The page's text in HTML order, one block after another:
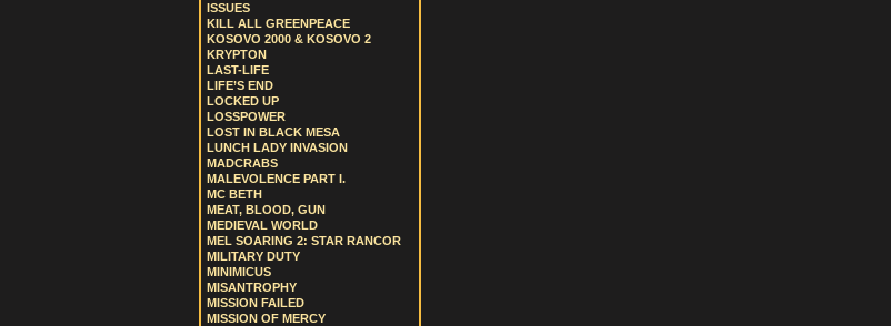
ISSUES
KILL ALL GREENPEACE
KOSOVO 2000 & KOSOVO 2
KRYPTON
LAST-LIFE
LIFE’S END
LOCKED UP
LOSSPOWER
LOST IN BLACK MESA
LUNCH LADY INVASION
MADCRABS
MALEVOLENCE PART I.
MC BETH
MEAT, BLOOD, GUN
MEDIEVAL WORLD
MEL SOARING 2: STAR RANCOR
MILITARY DUTY
MINIMICUS
MISANTROPHY
MISSION FAILED
MISSION OF MERCY